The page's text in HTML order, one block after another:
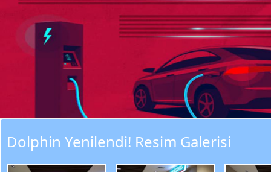
Dolphin Yenilendi! Resim Galerisi